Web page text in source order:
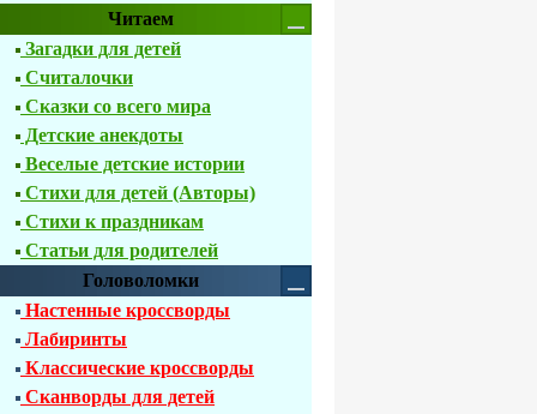
Читаем
Загадки для детей
Считалочки
Сказки со всего мира
Детские анекдоты
Веселые детские истории
Стихи для детей (Авторы)
Стихи к праздникам
Статьи для родителей
Головоломки
Настенные кроссворды
Лабиринты
Классические кроссворды
Сканворды для детей